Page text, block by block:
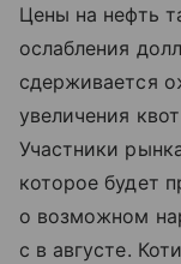
Цены на нефть
ослабления
сдерживается
увеличения
Участники
которое будет
о возможном
с в августе.